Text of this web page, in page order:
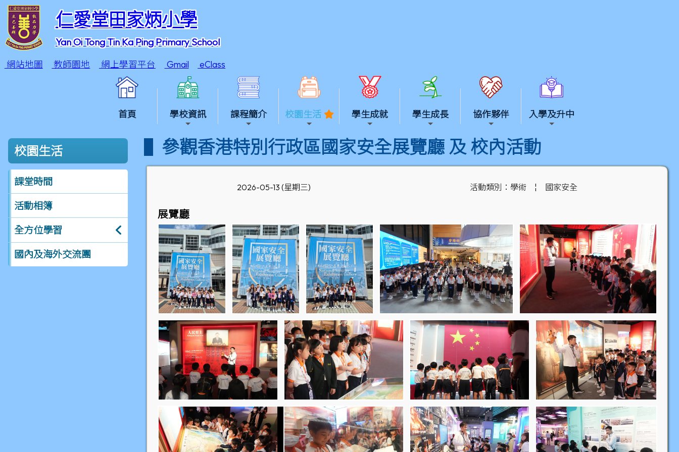
仁愛堂田家炳小學
Yan Oi Tong Tin Ka Ping Primary School
網站地圖 教師園地 網上學習平台 Gmail eClass
首頁 學校資訊 課程簡介 校園生活 學生成就 學生成長 協作夥伴 入學及升中
校園生活
課堂時間
活動相簿
全方位學習
國內及海外交流團
參觀香港特別行政區國家安全展覽廳 及 校內活動
2026-05-13 (星期三) 活動類別：學術 ¦ 國家安全
展覽廳